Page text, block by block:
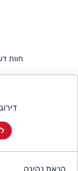
חוות